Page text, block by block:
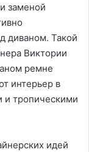
заменой
диваном. Такой
Виктории
ремне
интерьер в
и тропическими